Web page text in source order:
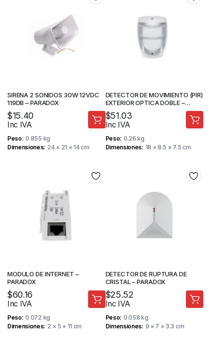
SIRENA 2 SONIDOS 30W 12VDC
119DB – PARADOX
$15.40
Inc IVA
Peso 0.855 kg
Dimensiones 24 × 21 × 14 cm
DETECTOR DE MOVIMIENTO (PIR)
EXTERIOR OPTICA DOBLE –
PARADOX
$51.03
Inc IVA
Peso 0.26 kg
Dimensiones 18 × 8.5 × 7.5 cm
MODULO DE INTERNET –
PARADOX
$60.16
Inc IVA
Peso 0.072 kg
Dimensiones 2 × 5 × 11 cm
DETECTOR DE RUPTURA DE
CRISTAL – PARADOX
$25.52
Inc IVA
Peso 0.058 kg
Dimensiones 9 × 7 × 3.3 cm